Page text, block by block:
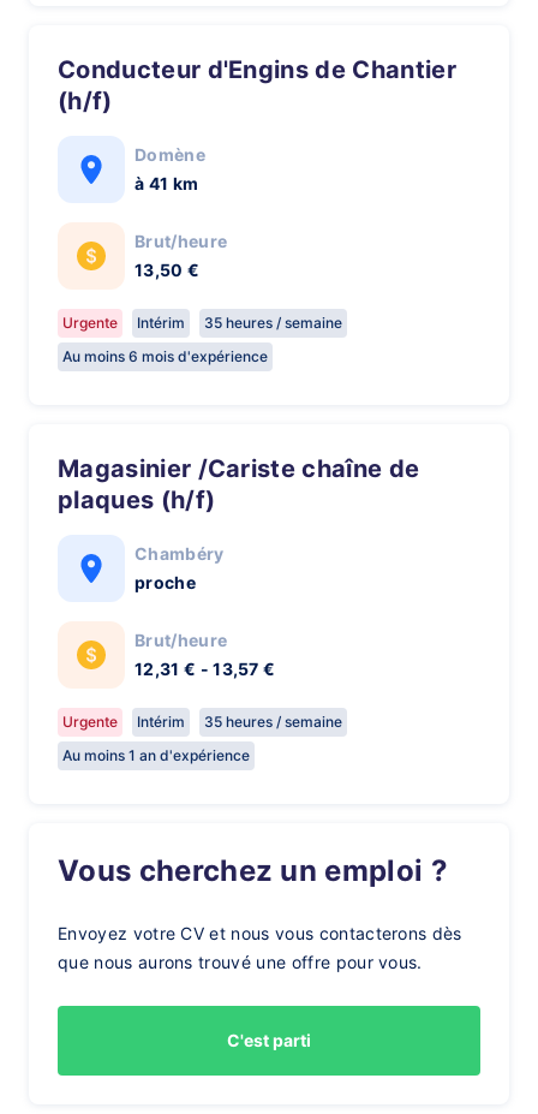
Conducteur d'Engins de Chantier
(h/f)
Domène
à 41 km
Brut/heure
13,50 €
Urgente Intérim
35 heures / semaine
Au moins 6 mois d'expérience
Magasinier /Cariste chaîne de
plaques (h/f)
Chambéry
proche
Brut/heure
12,31 € - 13,57 €
Urgente Intérim
35 heures / semaine
Au moins 1 an d'expérience
Vous cherchez un emploi ?
Envoyez votre CV et nous vous contacterons dès
que nous aurons trouvé une offre pour vous.
C'est parti